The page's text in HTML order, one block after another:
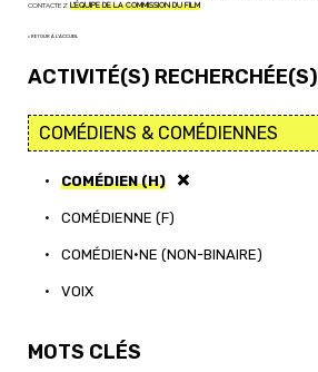
CONTACTEZ L'ÉQUIPE DE LA COMMISSION DU FILM
< RETOUR À L'ACCUEIL
ACTIVITÉ(S) RECHERCHÉE(S)
• COMÉDIEN (H)
• COMÉDIENNE (F)
• COMÉDIEN·NE (NON-BINAIRE)
• VOIX
MOTS CLÉS